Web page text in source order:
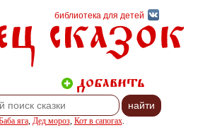
библиотека для детей
сказок
добавить
яга, Дед мороз, Кот в сапогах.